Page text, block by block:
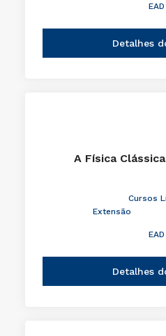
EAD
Detalhes
A Física
Cursos
Extensão
EAD
Detalhes